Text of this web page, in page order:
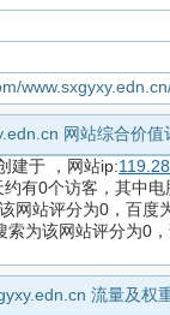
网站综合价值
建于 ，网站ip:
有0个访客，其中
网站评分为0，百
索为该网站评分为0
流量及权